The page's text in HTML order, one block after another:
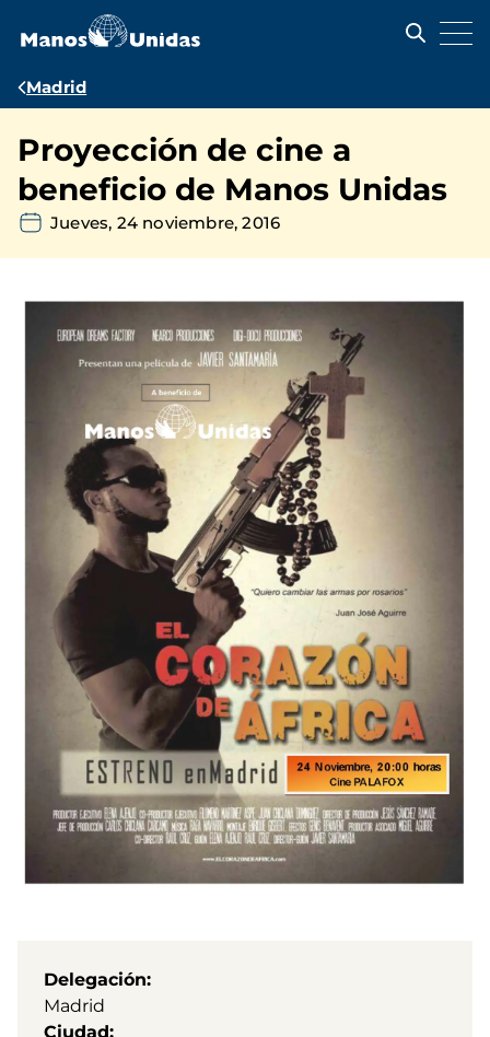
contenido
Ruta
navegación
Madrid
Proyección de cine a
beneficio de Manos Unidas
Jueves, 24 noviembre, 2016
Delegación
Madrid
Ciudad